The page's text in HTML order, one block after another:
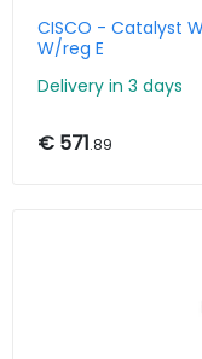
CISCO - Catalyst
W/reg E
Delivery in 3 days
€ 571.89